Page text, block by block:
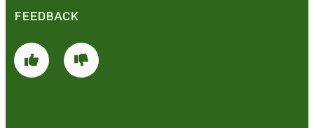
FEEDBACK